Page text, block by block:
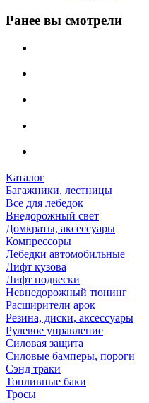
Ранее вы смотрели
Каталог
Багажники, лестницы
Все для лебедок
Внедорожный свет
Домкраты, аксессуары
Компрессоры
Лебедки автомобильные
Лифт кузова
Лифт подвески
Невнедорожный тюнинг
Расширители арок
Резина, диски, аксессуары
Рулевое управление
Силовая защита
Силовые бамперы, пороги
Сэнд траки
Топливные баки
Тросы